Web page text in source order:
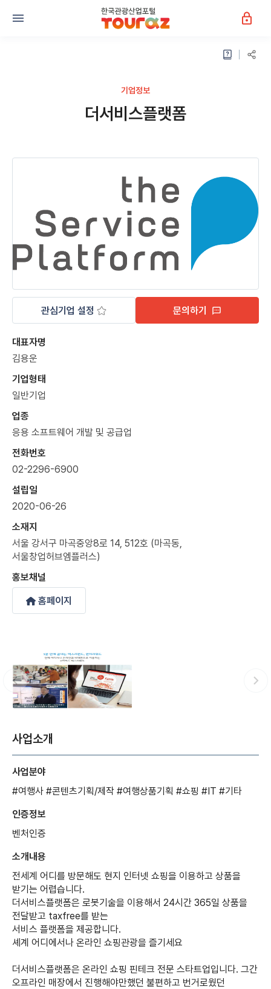
기업정보
더서비스플랫폼
관심기업 설정 문의하기
대표자명
김용운
기업형태
일반기업
업종
응용 소프트웨어 개발 및 공급업
전화번호
02-2296-6900
설립일
2020-06-26
소재지
서울 강서구 마곡중앙8로 14, 512호 (마곡동,
서울창업허브엠플러스)
홍보채널
홈페이지
사업소개
사업분야
#여행사 #콘텐츠기획/제작 #여행상품기획 #쇼핑 #IT #기타
인증정보
벤처인증
소개내용
전세계 어디를 방문해도 현지 인터넷 쇼핑을 이용하고 상품을
받기는 어렵습니다.
더서비스플랫폼은 로봇기술을 이용해서 24시간 365일 상품을
전달받고 taxfree를 받는
서비스 플랫폼을 제공합니다.
셰계 어디에서나 온라인 쇼핑관광을 즐기세요
더서비스플랫폼은 온라인 쇼핑 핀테크 전문 스타트업입니다. 그간
오프라인 매장에서 진행해야만했던 불편하고 번거로웠던